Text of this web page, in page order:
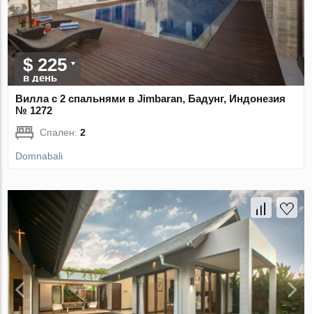
$ 225
в день
Вилла с 2 спальнями в Jimbaran, Бадунг, Индонезия
№ 1272
Спален:2
Domnabali